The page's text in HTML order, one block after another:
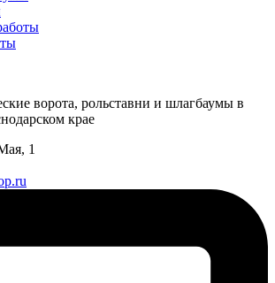
ворота, рольставни и шлагбаумы в
крае
1